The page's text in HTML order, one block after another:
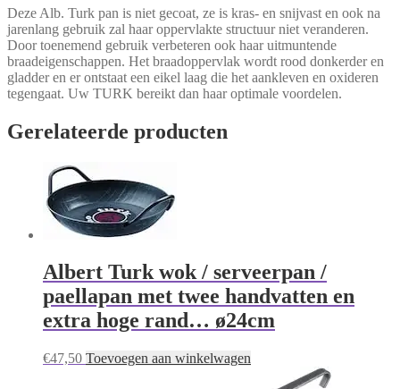
Deze Alb. Turk pan is niet gecoat, ze is kras- en snijvast en ook na
jarenlang gebruik zal haar oppervlakte structuur niet veranderen.
Door toenemend gebruik verbeteren ook haar uitmuntende
braadeigenschappen. Het braadoppervlak wordt rood donkerder en
gladder en er ontstaat een eikel laag die het aankleven en oxideren
tegengaat. Uw TURK bereikt dan haar optimale voordelen.
Gerelateerde producten
Albert Turk wok / serveerpan /
paellapan met twee handvatten en
extra hoge rand… ø24cm
€47,50 Toevoegen aan winkelwagen